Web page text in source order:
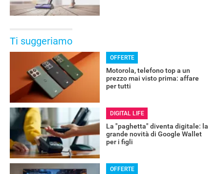
Ti suggeriamo
OFFERTE
Motorola, telefono top a un
prezzo mai visto prima: affare
per tutti
DIGITAL LIFE
La "paghetta" diventa digitale: la
grande novità di Google Wallet
per i figli
OFFERTE